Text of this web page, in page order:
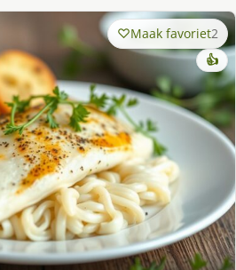
Maak favoriet2
👍